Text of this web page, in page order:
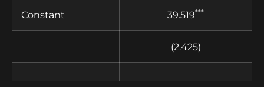
Constant 39.519***
(2.425)